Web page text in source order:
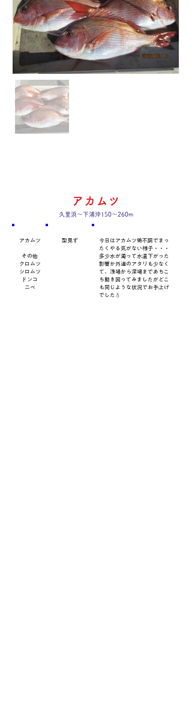
アカムツ
久里浜～下浦沖150～260m
アカムツ
その他
クロムツ
シロムツ
ドンコ
ニベ
型見ず
今日はアカムツ絶不調でまっ
たくやる気がない様子・・・
多少水が濁って水温下がった
影響か外道のアタリも少なく
て、浅場から深場まであちこ
ち動き回ってみましたがどこ
も同じような状況でお手上げ
でした💧